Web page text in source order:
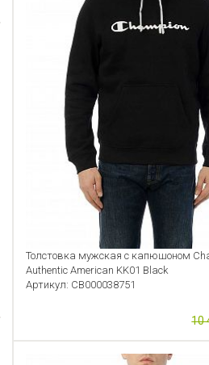
Толстовка мужская с капюшоном
Authentic American KK01 Black
Артикул: CB000038751
10